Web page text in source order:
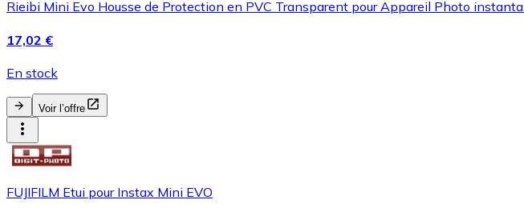
Rieibi Mini Evo Housse de Protection en PVC Transparent pour Appareil Photo
17,02 €
En stock
Voir l’offre
FUJIFILM Etui pour Instax Mini EVO